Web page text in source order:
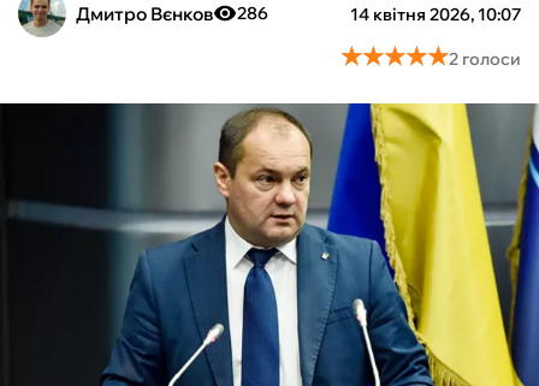
ТЕНІС
КІБЕРСПОРТ
ФУТЗАЛ
БУКМЕКЕРИ
Дмитро Вєнков 14 квітня 2026, 10:07
286
★★★★★
★★★★★2 голоси